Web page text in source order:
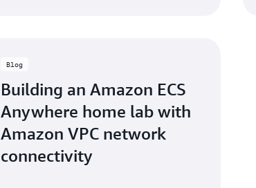
Blog
Building an Amazon ECS
Anywhere home lab with
Amazon VPC network
connectivity